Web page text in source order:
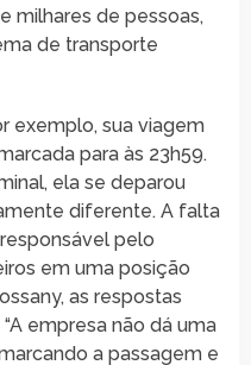
milhares de pessoas,
de transporte
exemplo, sua viagem
para às 23h59.
ela se deparou
diferente. A falta
pelo
em uma posição
as respostas
empresa não dá uma
a passagem e